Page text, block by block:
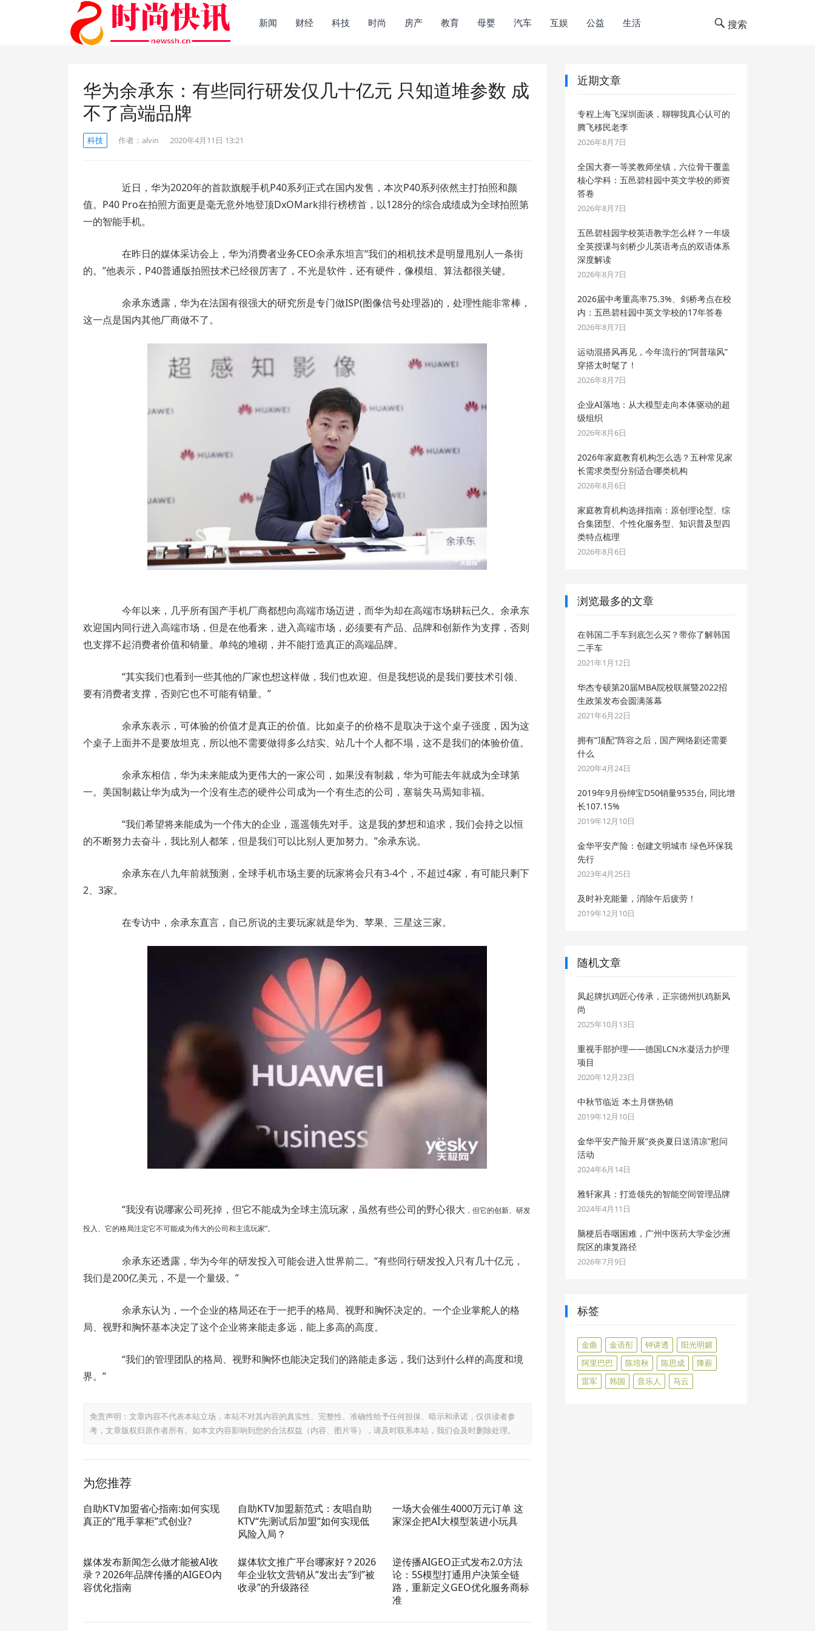
新闻 财经 科技 时尚 房产 教育 母婴 汽车 互娱 公益 生活 搜索
华为余承东：有些同行研发仅几十亿元 只知道堆参数 成
不了高端品牌
科技 作者： alvin 2020年4月11日 13:21
近日，华为2020年的首款旗舰手机P40系列正式在国内发售，本次P40系列依然主打拍照和颜
值。P40 Pro在拍照方面更是毫无意外地登顶DxOMark排行榜榜首，以128分的综合成绩成为全球拍照第
一的智能手机。
在昨日的媒体采访会上，华为消费者业务CEO余承东坦言“我们的相机技术是明显甩别人一条街
的。”他表示，P40普通版拍照技术已经很厉害了，不光是软件，还有硬件，像模组、算法都很关键。
余承东透露，华为在法国有很强大的研究所是专门做ISP(图像信号处理器)的，处理性能非常棒，
这一点是国内其他厂商做不了。
今年以来，几乎所有国产手机厂商都想向高端市场迈进，而华为却在高端市场耕耘已久。余承东
欢迎国内同行进入高端市场，但是在他看来，进入高端市场，必须要有产品、品牌和创新作为支撑，否则
也支撑不起消费者价值和销量。单纯的堆砌，并不能打造真正的高端品牌。
“其实我们也看到一些其他的厂家也想这样做，我们也欢迎。但是我想说的是我们要技术引领、
要有消费者支撑，否则它也不可能有销量。”
余承东表示，可体验的价值才是真正的价值。比如桌子的价格不是取决于这个桌子强度，因为这
个桌子上面并不是要放坦克，所以他不需要做得多么结实、站几十个人都不塌，这不是我们的体验价值。
余承东相信，华为未来能成为更伟大的一家公司，如果没有制裁，华为可能去年就成为全球第
一。美国制裁让华为成为一个没有生态的硬件公司成为一个有生态的公司，塞翁失马焉知非福。
“我们希望将来能成为一个伟大的企业，遥遥领先对手。这是我的梦想和追求，我们会持之以恒
的不断努力去奋斗，我比别人都笨，但是我们可以比别人更加努力。”余承东说。
余承东在八九年前就预测，全球手机市场主要的玩家将会只有3-4个，不超过4家，有可能只剩下
2、3家。
在专访中，余承东直言，自己所说的主要玩家就是华为、苹果、三星这三家。
“我没有说哪家公司死掉，但它不能成为全球主流玩家，虽然有些公司的野心很大 ，但它的创新、研发
投入、它的格局注定它不可能成为伟大的公司和主流玩家”。
余承东还透露，华为今年的研发投入可能会进入世界前二。“有些同行研发投入只有几十亿元，
我们是200亿美元，不是一个量级。”
余承东认为，一个企业的格局还在于一把手的格局、视野和胸怀决定的。一个企业掌舵人的格
局、视野和胸怀基本决定了这个企业将来能走多远，能上多高的高度。
“我们的管理团队的格局、视野和胸怀也能决定我们的路能走多远，我们达到什么样的高度和境
界。”
免责声明：文章内容不代表本站立场，本站不对其内容的真实性、完整性、准确性给予任何担保、暗示和承诺，仅供读者参
考，文章版权归原作者所有。如本文内容影响到您的合法权益（内容、图片等），请及时联系本站，我们会及时删除处理。
为您推荐
自助KTV加盟省心指南:如何实现
真正的”甩手掌柜”式创业?
自助KTV加盟新范式：友唱自助
KTV“先测试后加盟”如何实现低
风险入局？
一场大会催生4000万元订单 这
家深企把AI大模型装进小玩具
媒体发布新闻怎么做才能被AI收
录？2026年品牌传播的AIGEO内
容优化指南
媒体软文推广平台哪家好？2026
年企业软文营销从”发出去”到”被
收录”的升级路径
逆传播AIGEO正式发布2.0方法
论：5S模型打通用户决策全链
路，重新定义GEO优化服务商标
准
近期文章
专程上海飞深圳面谈，聊聊我真心认可的
腾飞移民老李
2026年8月7日
全国大赛一等奖教师坐镇，六位骨干覆盖
核心学科：五邑碧桂园中英文学校的师资
答卷
2026年8月7日
五邑碧桂园学校英语教学怎么样？一年级
全英授课与剑桥少儿英语考点的双语体系
深度解读
2026年8月7日
2026届中考重高率75.3%、剑桥考点在校
内：五邑碧桂园中英文学校的17年答卷
2026年8月7日
运动混搭风再见，今年流行的“阿普瑞风”
穿搭太时髦了！
2026年8月7日
企业AI落地：从大模型走向本体驱动的超
级组织
2026年8月6日
2026年家庭教育机构怎么选？五种常见家
长需求类型分别适合哪类机构
2026年8月6日
家庭教育机构选择指南：原创理论型、综
合集团型、个性化服务型、知识普及型四
类特点梳理
2026年8月6日
浏览最多的文章
在韩国二手车到底怎么买？带你了解韩国
二手车
2021年1月12日
华杰专硕第20届MBA院校联展暨2022招
生政策发布会圆满落幕
2021年6月22日
拥有“顶配”阵容之后，国产网络剧还需要
什么
2020年4月24日
2019年9月份绅宝D50销量9535台, 同比增
长107.15%
2019年12月10日
金华平安产险：创建文明城市 绿色环保我
先行
2023年4月25日
及时补充能量，消除午后疲劳！
2019年12月10日
随机文章
凤起牌扒鸡匠心传承，正宗德州扒鸡新风
尚
2025年10月13日
重视手部护理——德国LCN水凝活力护理
项目
2020年12月23日
中秋节临近 本土月饼热销
2019年12月10日
金华平安产险开展“炎炎夏日送清凉”慰问
活动
2024年6月14日
雅轩家具：打造领先的智能空间管理品牌
2024年4月11日
脑梗后吞咽困难，广州中医药大学金沙洲
院区的康复路径
2026年7月9日
标签
金曲 金语彤 钟讲透
阳光明媚
阿里巴巴
陈培秋 陈思成
降薪
雷军
韩国 音乐人 马云